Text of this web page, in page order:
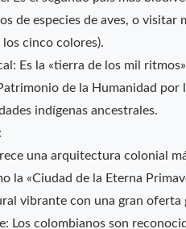
de especies de aves, o
cinco colores).
Es la «tierra de los mil
de la Humanidad por
indígenas ancestrales.
una arquitectura colonial
la «Ciudad de la Eterna
vibrante con una gran oferta
Los colombianos son